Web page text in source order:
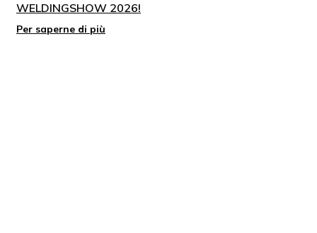
WELDINGSHOW 2026!
Per saperne di più